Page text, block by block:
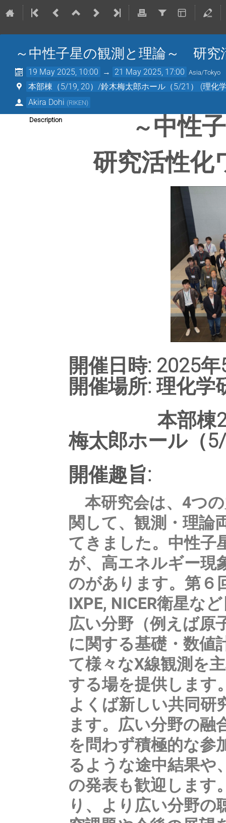
～中性子星の観測と理論～ 研究
19 May 2025, 10:00 → 21 May 2025, 17:00 Asia/Tokyo
本部棟（5/19, 20）/鈴木梅太郎ホール（5/21） (理化
Akira Dohi (RIKEN)
Description ～中性
研究活性化
開催日時: 2025
開催場所: 理化
本部棟2階大
梅太郎ホール（
開催趣旨:
本研究会は、4つ
関して、観測・理論
てきました。中性子
が、高エネルギー現
のがあります。第６
IXPE, NICER衛星な
広い分野（例えば原
に関する基礎・数値
て様々なX線観測を
する場を提供します
よくば新しい共同研
ます。広い分野の融
を問わず積極的な参
るような途中結果や
の発表も歓迎します
り、より広い分野の